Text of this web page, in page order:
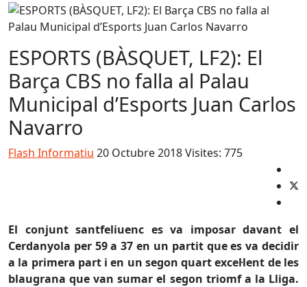
ESPORTS (BÀSQUET, LF2): El
Barça CBS no falla al Palau
Municipal d’Esports Juan Carlos
Navarro
Flash Informatiu 20 Octubre 2018Visites: 775
El conjunt santfeliuenc es va imposar davant el
Cerdanyola per 59 a 37 en un partit que es va decidir
a la primera part i en un segon quart excel·lent de les
blaugrana que van sumar el segon triomf a la Lliga.